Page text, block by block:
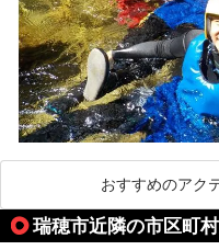
おすすめのアク
瑞穂市近隣の市区町